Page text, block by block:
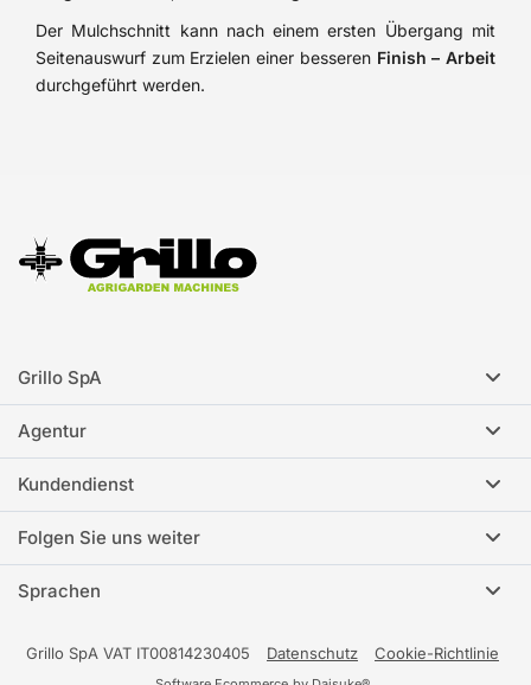
Der Mulchschnitt kann nach einem ersten Übergang mit
Seitenauswurf zum Erzielen einer besseren Finish – Arbeit
durchgeführt werden.
Grillo SpA
Agentur
Kundendienst
Folgen Sie uns weiter
Sprachen
Grillo SpA VAT IT00814230405 Datenschutz Cookie-Richtlinie